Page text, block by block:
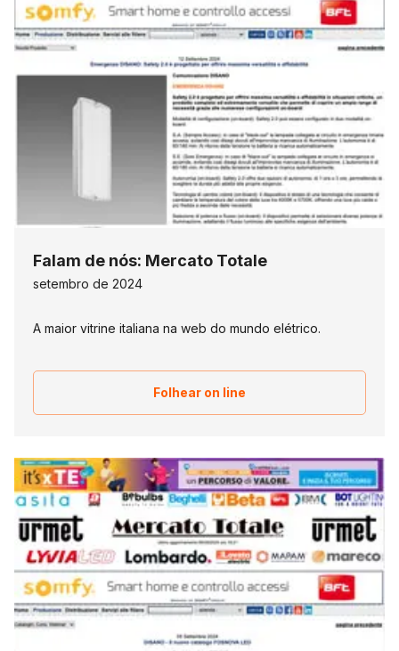
Falam de nós: Mercato Totale
setembro de 2024
A maior vitrine italiana na web do mundo elétrico.
Folhear on line